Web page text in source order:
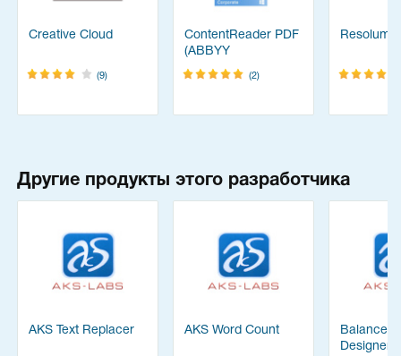
Creative Cloud
(9)
ContentReader PDF
(ABBYY
FineReader)
(2)
Resolume
Другие продукты этого разработчика
AKS Text Replacer AKS Word Count
Balanced
Designer